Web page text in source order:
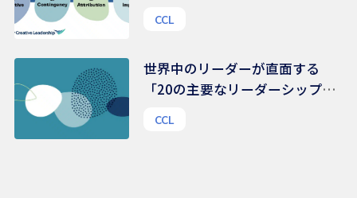
CCL
世界中のリーダーが直面する
「20の主要なリーダーシップ課
ーから得られたリアルな声から
CCL